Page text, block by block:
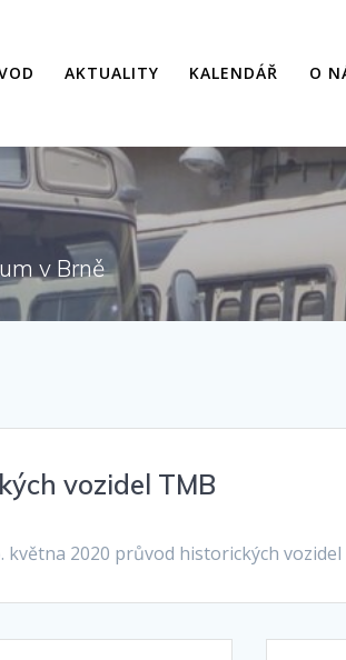
AKTUALITY KALENDÁŘ O
v Brně
vozidel TMB
2020 průvod historických